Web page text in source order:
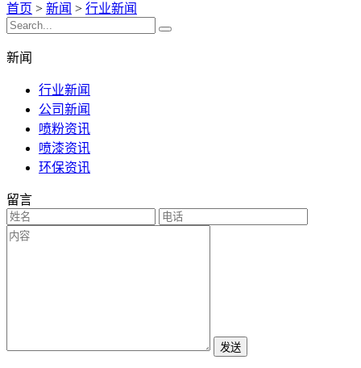
首页 > 新闻 > 行业新闻
新闻
行业新闻
公司新闻
喷粉资讯
喷漆资讯
环保资讯
留言
发送